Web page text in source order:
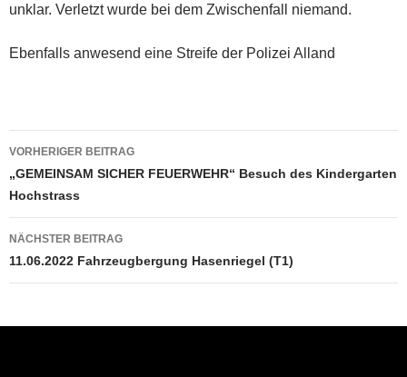
unklar. Verletzt wurde bei dem Zwischenfall niemand.
Ebenfalls anwesend eine Streife der Polizei Alland
Beitragsnavigation
VORHERIGER BEITRAG
„GEMEINSAM SICHER FEUERWEHR“ Besuch des Kindergarten
Hochstrass
NÄCHSTER BEITRAG
11.06.2022 Fahrzeugbergung Hasenriegel (T1)